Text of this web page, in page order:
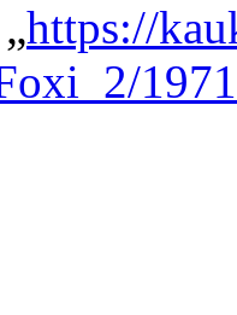
https://